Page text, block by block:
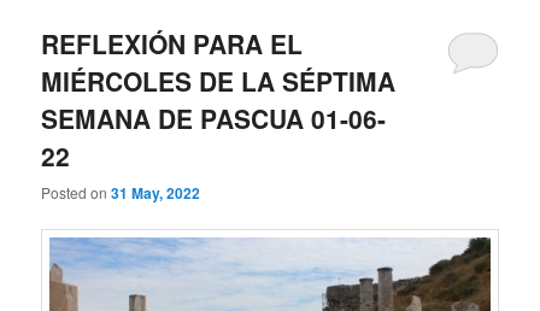
REFLEXIÓN PARA EL
MIÉRCOLES DE LA SÉPTIMA
SEMANA DE PASCUA 01-06-
22
Posted on31 May, 2022